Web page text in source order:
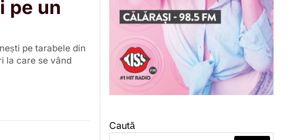
pe un
pe tarabele din
la care se vând
Caută